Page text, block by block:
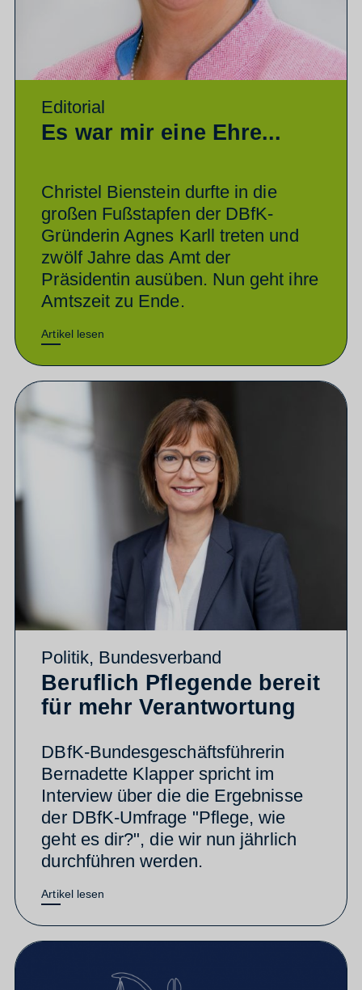
Editorial
Es war mir eine Ehre...
Christel Bienstein durfte in die
großen Fußstapfen der DBfK-
Gründerin Agnes Karll treten und
zwölf Jahre das Amt der
Präsidentin ausüben. Nun geht ihre
Amtszeit zu Ende.
Artikel lesen
Politik, Bundesverband
Beruflich Pflegende bereit
für mehr Verantwortung
DBfK-Bundesgeschäftsführerin
Bernadette Klapper spricht im
Interview über die die Ergebnisse
der DBfK-Umfrage "Pflege, wie
geht es dir?", die wir nun jährlich
durchführen werden.
Artikel lesen